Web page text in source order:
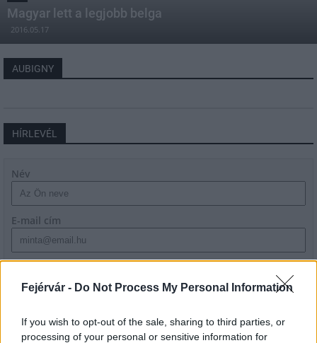
Fejérvár - Do Not Process My Personal Information
If you wish to opt-out of the sale, sharing to third parties, or
processing of your personal or sensitive information for
Magyar lett a legjobb belga
2016.05.17
AUBIGNY
HÍRLEVÉL
Név
E-mail cím
szabályzatot!